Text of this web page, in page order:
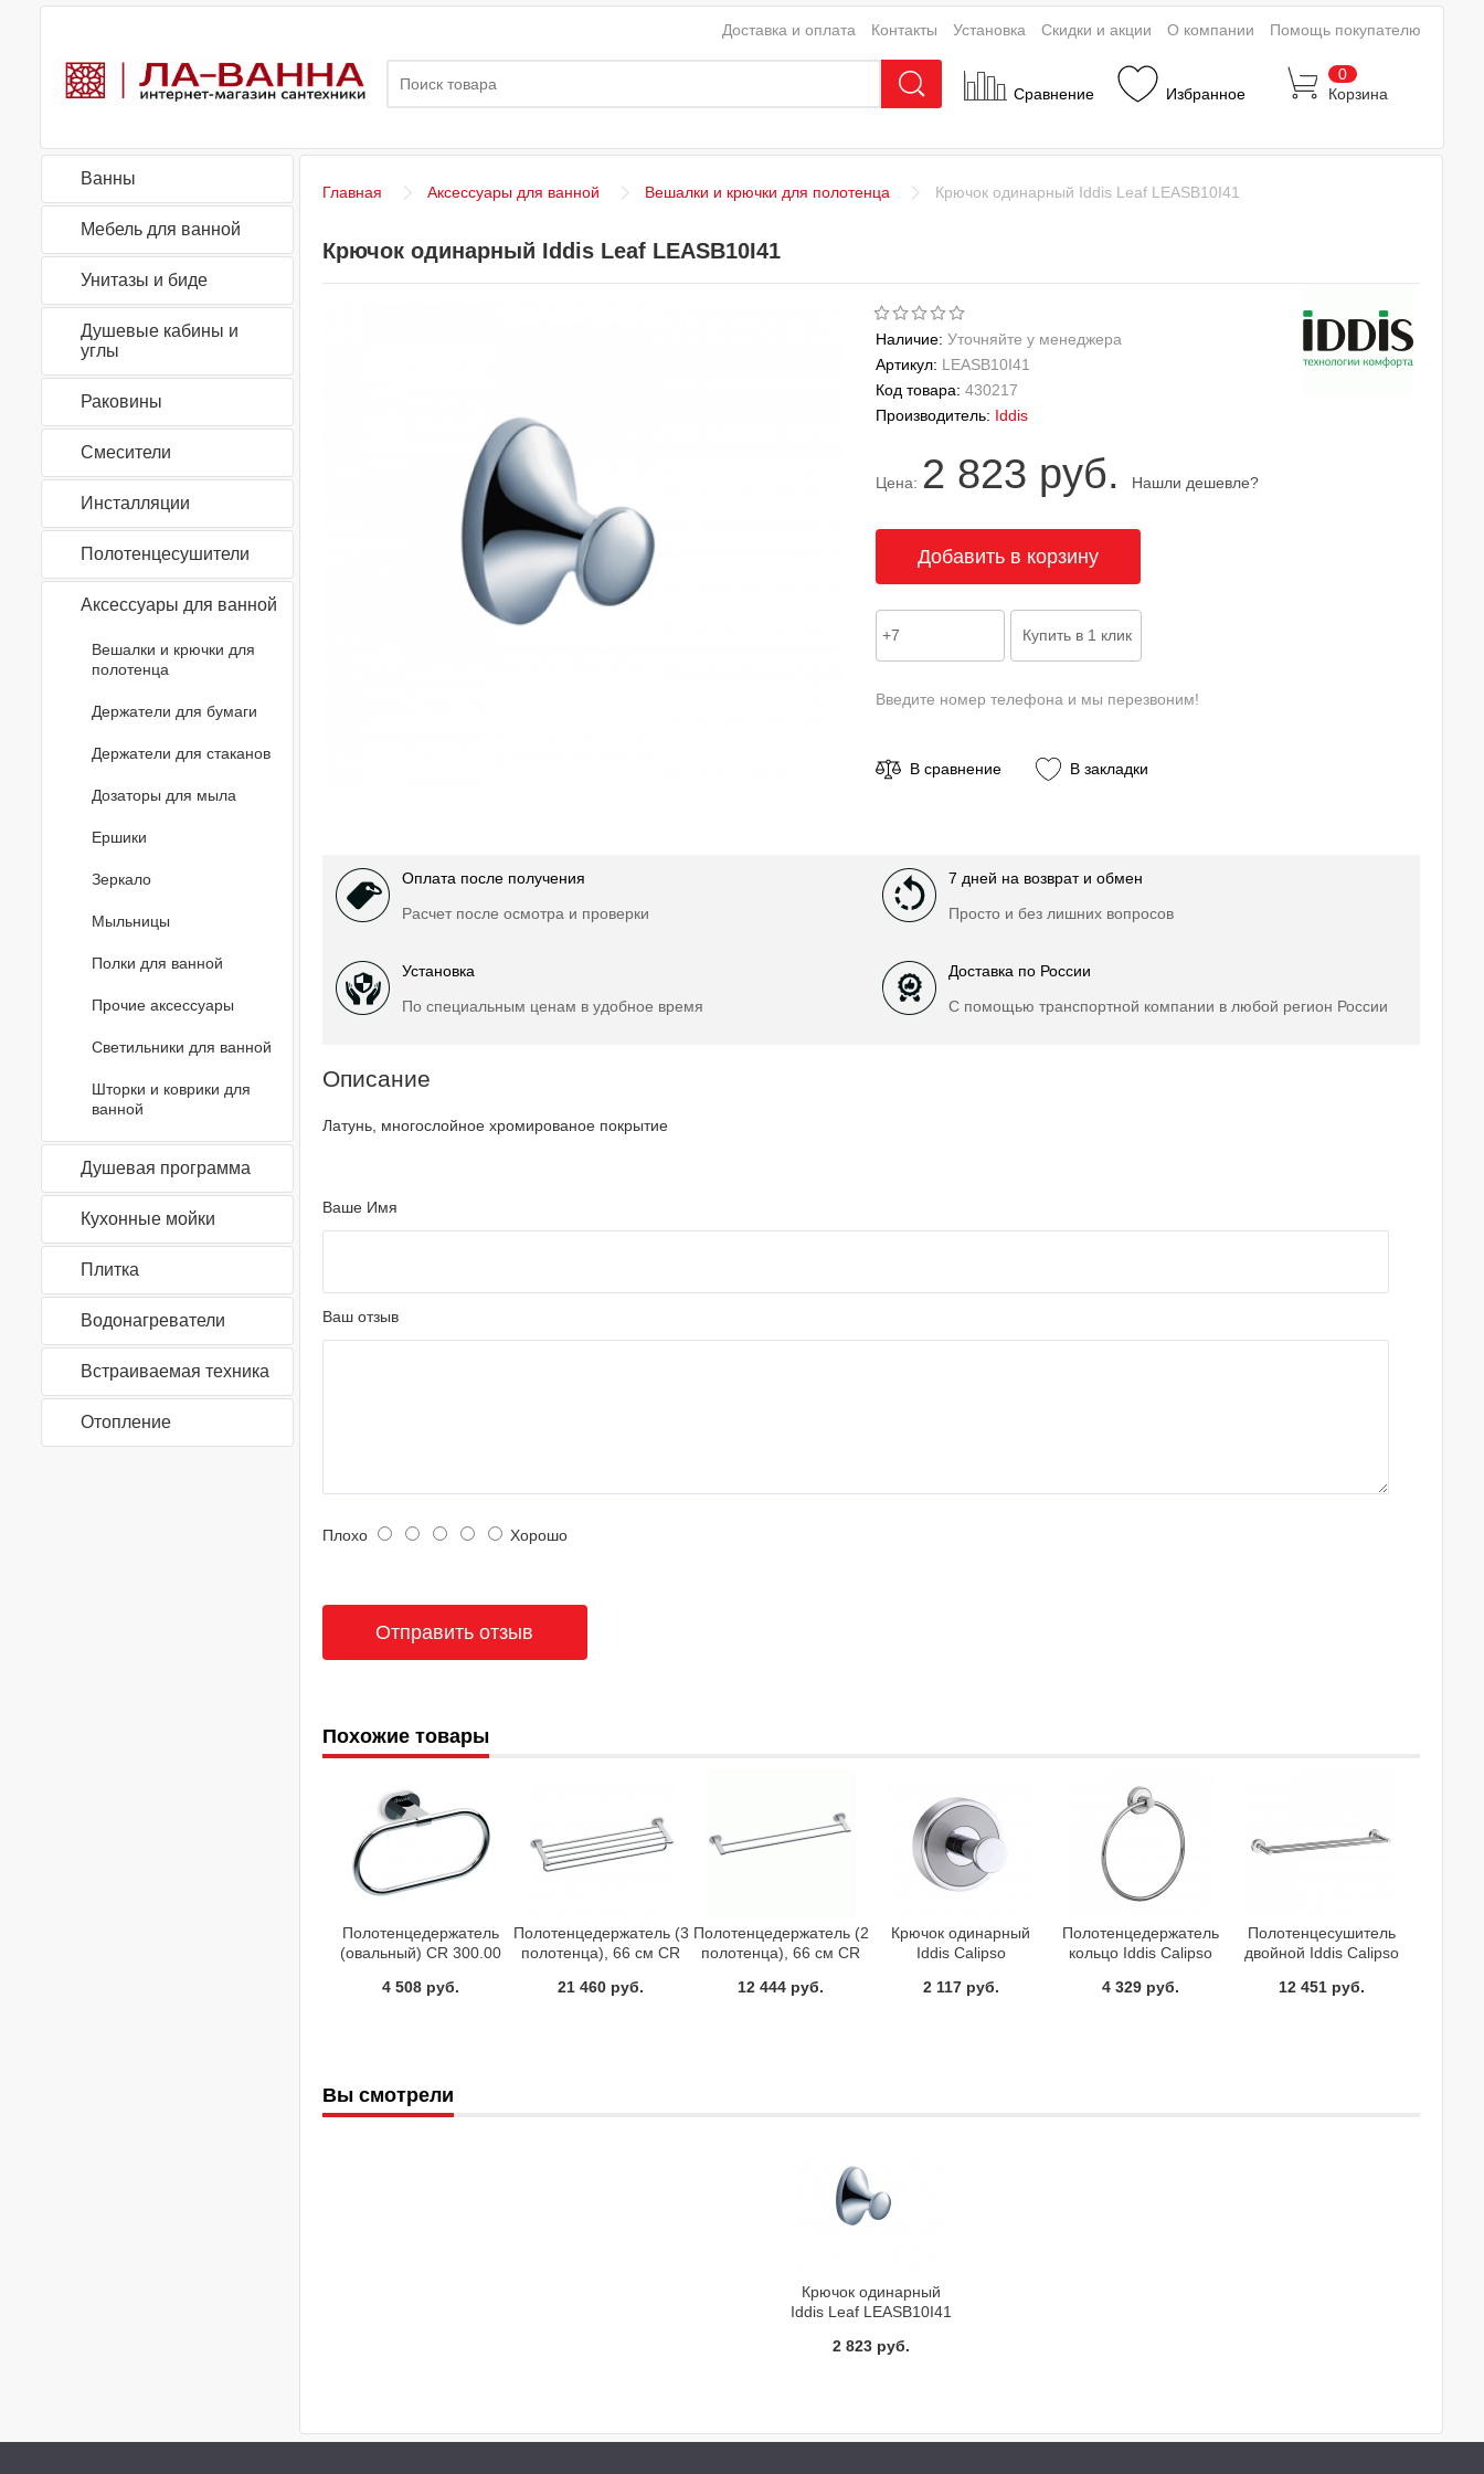
Сравнение Избранное
0
Корзина
Доставка и оплата Контакты Установка Скидки и акции О компании Помощь покупателю
Ванны
Мебель для ванной
Унитазы и биде
Душевые кабины и
углы
Раковины
Смесители
Инсталляции
Полотенцесушители
Аксессуары для ванной
Вешалки и крючки для
полотенца
Держатели для бумаги
Держатели для стаканов
Дозаторы для мыла
Ершики
Зеркало
Мыльницы
Полки для ванной
Прочие аксессуары
Светильники для ванной
Шторки и коврики для
ванной
Душевая программа
Кухонные мойки
Плитка
Водонагреватели
Встраиваемая техника
Отопление
Главная Аксессуары для ванной Вешалки и крючки для полотенца Крючок одинарный Iddis Leaf LEASB10I41
Крючок одинарный Iddis Leaf LEASB10I41
Наличие: Уточняйте у менеджера
Артикул: LEASB10I41
Код товара: 430217
Производитель: Iddis
Цена: 2 823 руб. Нашли дешевле?
Введите номер телефона и мы перезвоним!
В сравнение В закладки
Оплата после получения
Расчет после осмотра и проверки
7 дней на возврат и обмен
Просто и без лишних вопросов
Установка
По специальным ценам в удобное время
Доставка по России
С помощью транспортной компании в любой регион России
Описание
Латунь, многослойное хромированое покрытие
Ваше Имя
Ваш отзыв
Плохо Хорошо
Похожие товары
Полотенцедержатель
(овальный) CR 300.00
4 508 руб.
Полотенцедержатель (3
полотенца), 66 см CR
21 460 руб.
Полотенцедержатель (2
полотенца), 66 см CR
12 444 руб.
Крючок одинарный
Iddis Calipso
2 117 руб.
Полотенцедержатель
кольцо Iddis Calipso
4 329 руб.
Полотенцесушитель
двойной Iddis Calipso
12 451 руб.
Вы смотрели
Крючок одинарный
Iddis Leaf LEASB10I41
2 823 руб.